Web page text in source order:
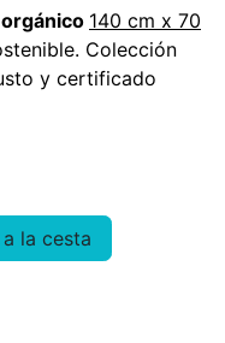
140 cm x 70
Colección
y certificado
la cesta